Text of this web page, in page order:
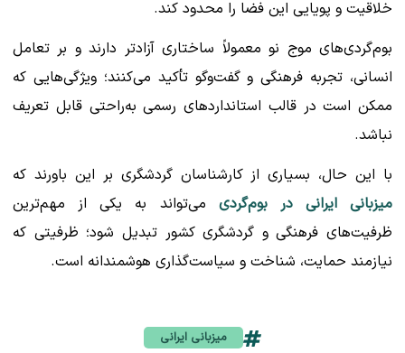
خلاقیت و پویایی این فضا را محدود کند.
بوم‌گردی‌های موج نو معمولاً ساختاری آزادتر دارند و بر تعامل
انسانی، تجربه فرهنگی و گفت‌وگو تأکید می‌کنند؛ ویژگی‌هایی که
ممکن است در قالب استانداردهای رسمی به‌راحتی قابل تعریف
نباشد.
با این حال، بسیاری از کارشناسان گردشگری بر این باورند که
میزبانی ایرانی در بوم‌گردی می‌تواند به یکی از مهم‌ترین
ظرفیت‌های فرهنگی و گردشگری کشور تبدیل شود؛ ظرفیتی که
نیازمند حمایت، شناخت و سیاست‌گذاری هوشمندانه است.
میزبانی ایرانی